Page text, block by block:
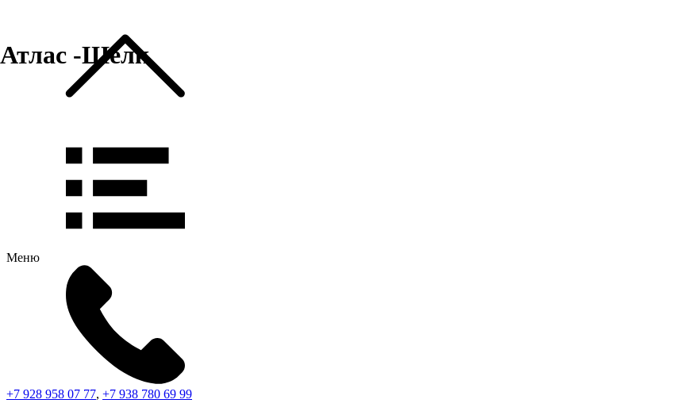
Меню
+7 928 958 07 77, +7 938 780 69 99
Атлас -Шёлк